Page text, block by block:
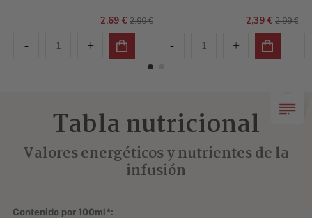
2,69 € 2,99 € 2,39 € 2,99 €
Tabla nutricional
Valores energéticos y nutrientes de la
infusión
Contenido por 100ml*: